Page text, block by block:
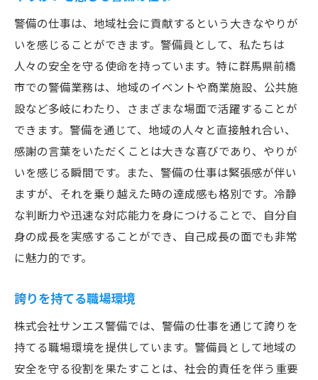
警備の仕事は、地域社会に貢献するという大きなやりが
いを感じることができます。警備員として、私たちは
人々の安全を守る使命を持っています。特に群馬県前橋
市での警備業務は、地域のイベントや商業施設、公共施
設など多岐にわたり、さまざまな場面で活躍することが
できます。警備を通じて、地域の人々と直接触れ合い、
感謝の言葉をいただくことは大きな喜びであり、やりが
いを感じる瞬間です。また、警備の仕事は緊張感が伴い
ますが、それを乗り越えた時の達成感も格別です。冷静
な判断力や迅速な対応能力を身につけることで、自分自
身の成長を実感することができ、自己成長の面でも非常
に魅力的です。
誇りを持てる職場環境
株式会社サンエス警備では、警備の仕事を通じて誇りを
持てる職場環境を提供しています。警備員として地域の
安全を守る役割を果たすことは、社会的責任を伴う重要